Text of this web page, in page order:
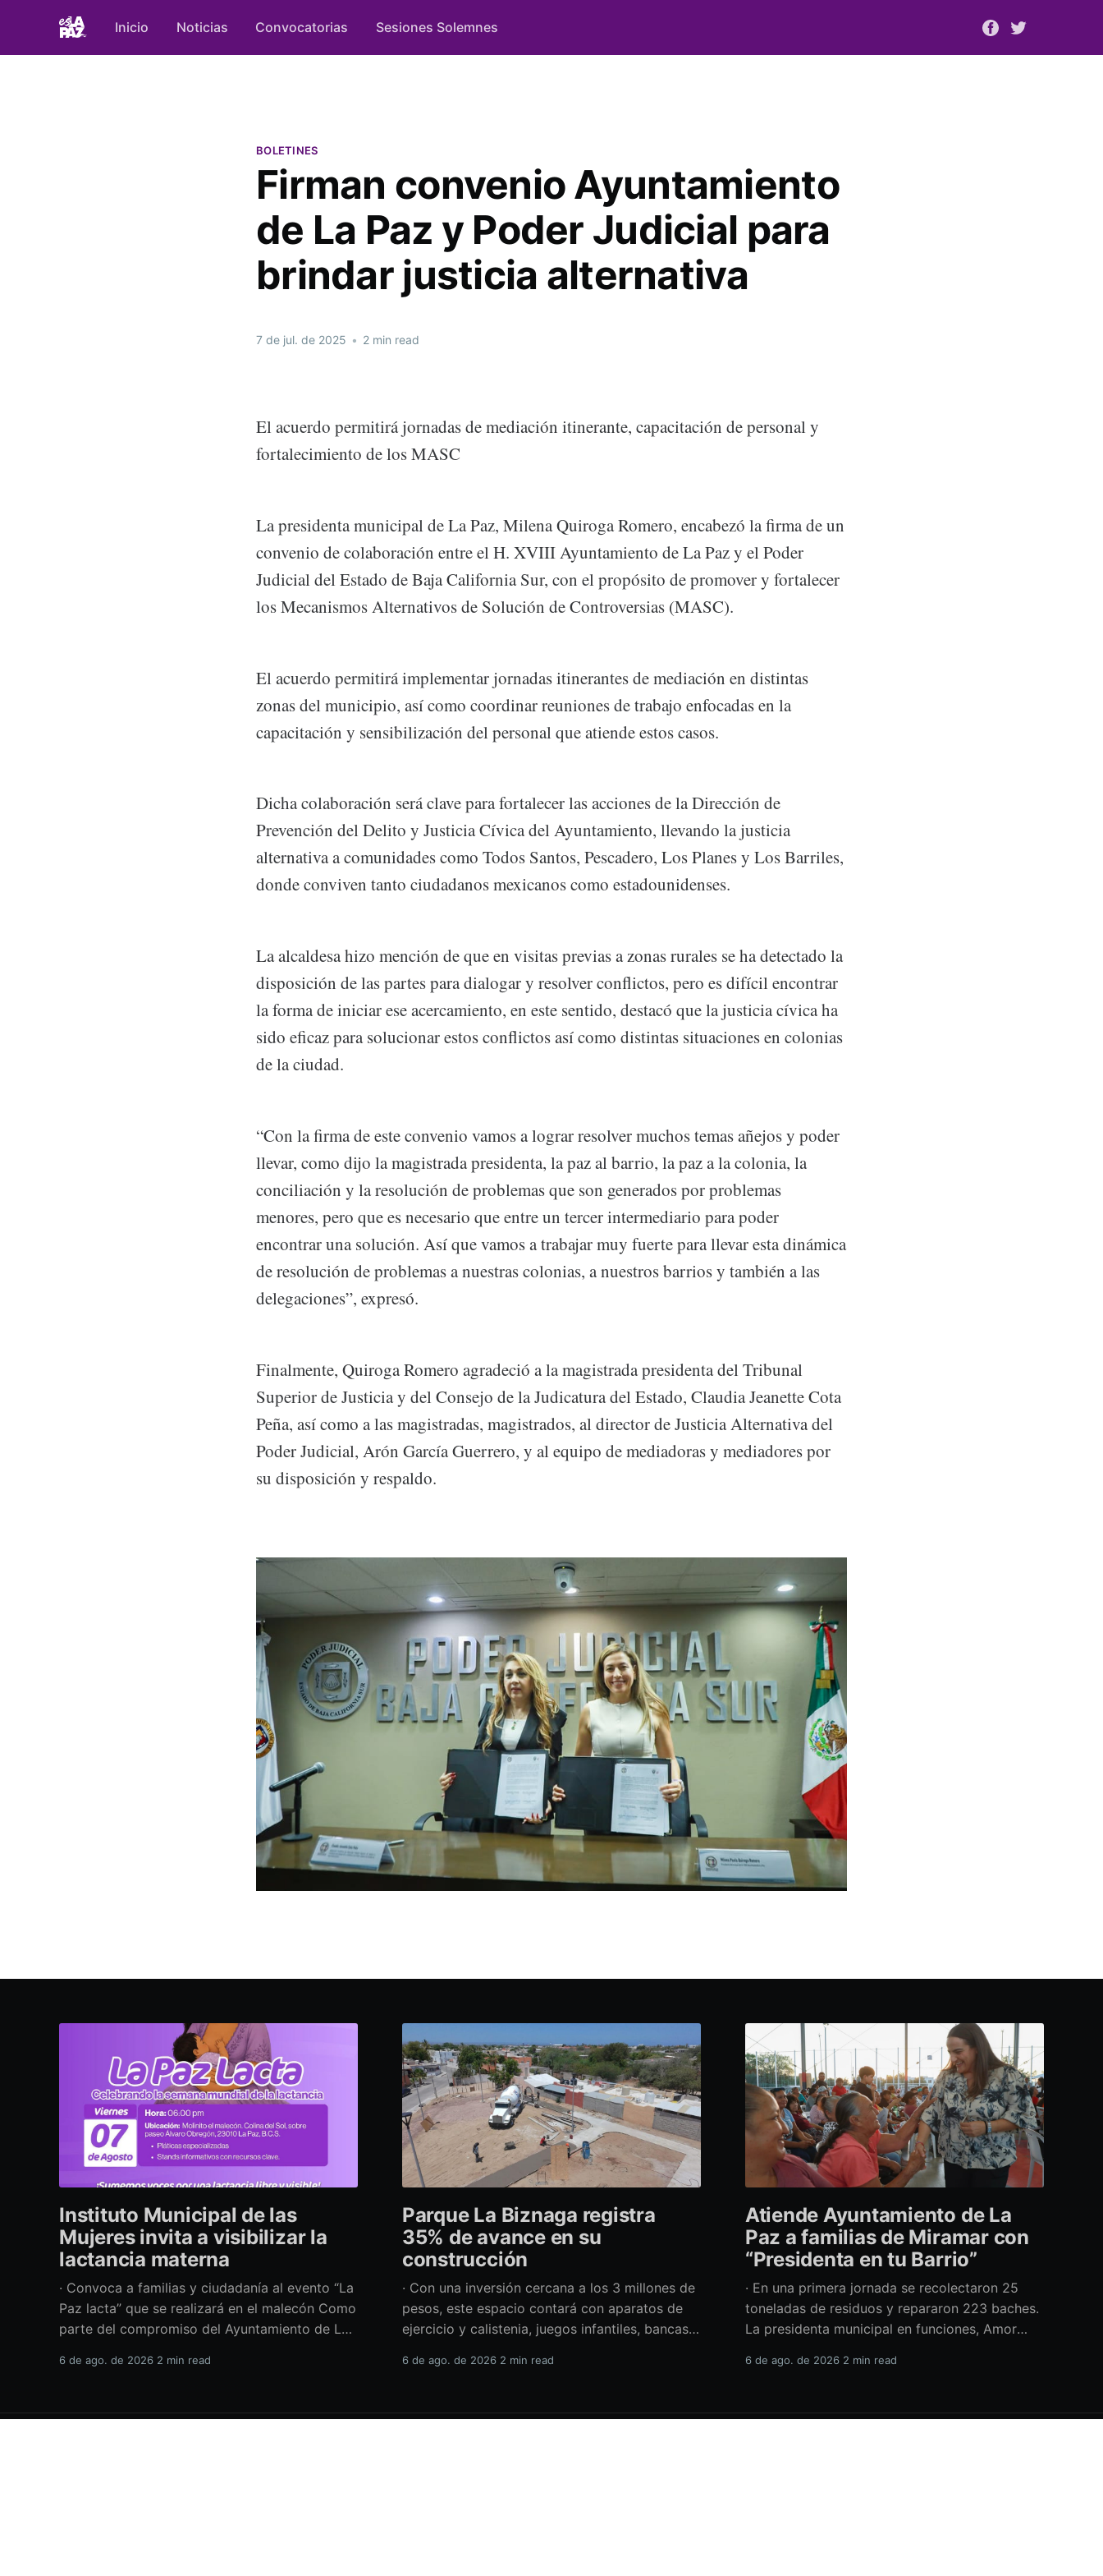
Inicio Noticias Convocatorias Sesiones Solemnes
BOLETINES
Firman convenio Ayuntamiento
de La Paz y Poder Judicial para
brindar justicia alternativa
7 de jul. de 2025 • 2 min read
El acuerdo permitirá jornadas de mediación itinerante, capacitación de personal y
fortalecimiento de los MASC
La presidenta municipal de La Paz, Milena Quiroga Romero, encabezó la firma de un
convenio de colaboración entre el H. XVIII Ayuntamiento de La Paz y el Poder
Judicial del Estado de Baja California Sur, con el propósito de promover y fortalecer
los Mecanismos Alternativos de Solución de Controversias (MASC).
El acuerdo permitirá implementar jornadas itinerantes de mediación en distintas
zonas del municipio, así como coordinar reuniones de trabajo enfocadas en la
capacitación y sensibilización del personal que atiende estos casos.
Dicha colaboración será clave para fortalecer las acciones de la Dirección de
Prevención del Delito y Justicia Cívica del Ayuntamiento, llevando la justicia
alternativa a comunidades como Todos Santos, Pescadero, Los Planes y Los Barriles,
donde conviven tanto ciudadanos mexicanos como estadounidenses.
La alcaldesa hizo mención de que en visitas previas a zonas rurales se ha detectado la
disposición de las partes para dialogar y resolver conflictos, pero es difícil encontrar
la forma de iniciar ese acercamiento, en este sentido, destacó que la justicia cívica ha
sido eficaz para solucionar estos conflictos así como distintas situaciones en colonias
de la ciudad.
“Con la firma de este convenio vamos a lograr resolver muchos temas añejos y poder
llevar, como dijo la magistrada presidenta, la paz al barrio, la paz a la colonia, la
conciliación y la resolución de problemas que son generados por problemas
menores, pero que es necesario que entre un tercer intermediario para poder
encontrar una solución. Así que vamos a trabajar muy fuerte para llevar esta dinámica
de resolución de problemas a nuestras colonias, a nuestros barrios y también a las
delegaciones”, expresó.
Finalmente, Quiroga Romero agradeció a la magistrada presidenta del Tribunal
Superior de Justicia y del Consejo de la Judicatura del Estado, Claudia Jeanette Cota
Peña, así como a las magistradas, magistrados, al director de Justicia Alternativa del
Poder Judicial, Arón García Guerrero, y al equipo de mediadoras y mediadores por
su disposición y respaldo.
Instituto Municipal de las
Mujeres invita a visibilizar la
lactancia materna
· Convoca a familias y ciudadanía al evento “La
Paz lacta” que se realizará en el malecón Como
parte del compromiso del Ayuntamiento de La
promuevan el bienestar, la salud y los derechos
incluyentes, el Instituto Municipal
6 de ago. de 2026 2 min read
Parque La Biznaga registra
35% de avance en su
construcción
· Con una inversión cercana a los 3 millones de
pesos, este espacio contará con aparatos de
ejercicio y calistenia, juegos infantiles, bancas,
alcaldesa de La Paz en funciones, Amor Fenech
construcción del parque La Biznaga ubicado
6 de ago. de 2026 2 min read
Atiende Ayuntamiento de La
Paz a familias de Miramar con
“Presidenta en tu Barrio”
· En una primera jornada se recolectaron 25
toneladas de residuos y repararon 223 baches.
La presidenta municipal en funciones, Amor
programa “Presidenta en tu Barrio” en la
Paz brindó más de 600 servicios sociales y
6 de ago. de 2026 2 min read